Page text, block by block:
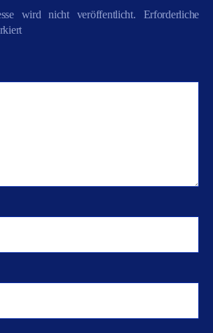
wird nicht veröffentlicht. Erforderliche